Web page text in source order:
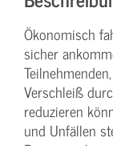
Ökonomisch
sicher
Verschleiß
reduzieren
und Unfällen